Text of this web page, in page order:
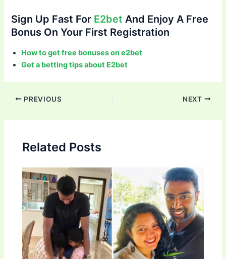
Sign Up Fast For E2betAnd Enjoy A Free
Bonus On Your First Registration
How to get free bonuses on e2bet
Get a betting tips about E2bet
Post
PREVIOUS NEXT
Related Posts